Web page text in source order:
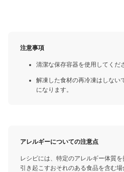
注意事項
清潔な保存容器を使用してくだ
解凍した食材の再冷凍はしない
になります。
アレルギーについての注意点
レシピには、特定のアレルギー体質
引き起こすおそれのある食品を含む場